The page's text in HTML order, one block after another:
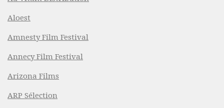
Aloest
Amnesty Film Festival
Annecy Film Festival
Arizona Films
ARP Sélection